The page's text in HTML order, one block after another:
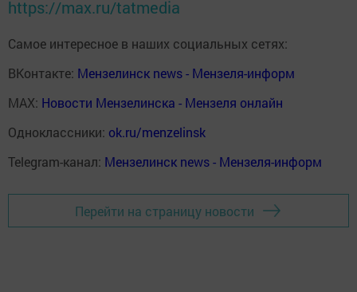
https://max.ru/tatmedia
Самое интересное в наших социальных сетях:
ВКонтакте: Мензелинск news - Мензеля-информ
MAX: Новости Мензелинска - Мензеля онлайн
Одноклассники: ok.ru/menzelinsk
Telegram-канал: Мензелинск news - Мензеля-информ
Перейти на страницу новости